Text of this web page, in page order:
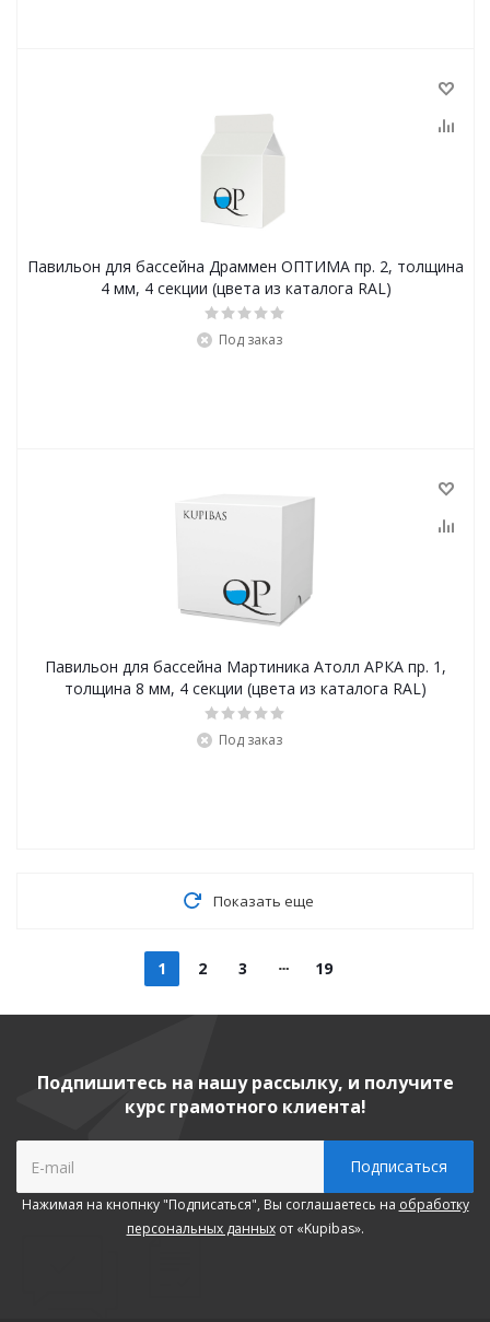
Павильон для бассейна Драммен ОПТИМА пр. 2, толщина
4 мм, 4 секции (цвета из каталога RAL)
Под заказ
Павильон для бассейна Мартиника Атолл АРКА пр. 1,
толщина 8 мм, 4 секции (цвета из каталога RAL)
Под заказ
Показать еще
1 2 3 19
Подпишитесь на нашу рассылку, и получите
курс грамотного клиента!
Нажимая на кнопнку "Подписаться", Вы соглашаетесь на обработку
персональных данныхот «Kupibas».